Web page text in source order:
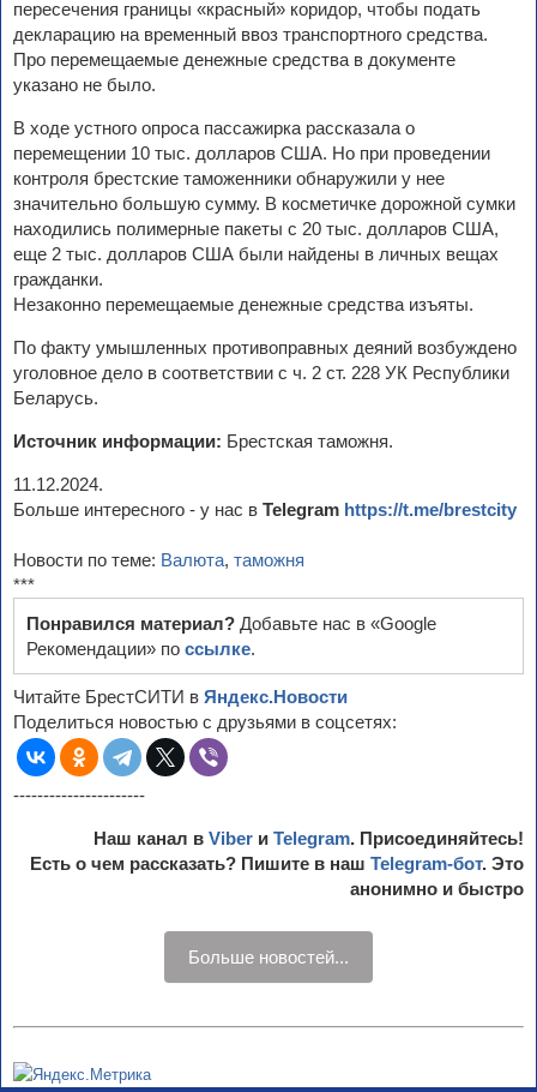
пересечения границы «красный» коридор, чтобы подать
декларацию на временный ввоз транспортного средства.
Про перемещаемые денежные средства в документе
указано не было.
В ходе устного опроса пассажирка рассказала о
перемещении 10 тыс. долларов США. Но при проведении
контроля брестские таможенники обнаружили у нее
значительно большую сумму. В косметичке дорожной сумки
находились полимерные пакеты с 20 тыс. долларов США,
еще 2 тыс. долларов США были найдены в личных вещах
гражданки.
Незаконно перемещаемые денежные средства изъяты.
По факту умышленных противоправных деяний возбуждено
уголовное дело в соответствии с ч. 2 ст. 228 УК Республики
Беларусь.
Источник информации: Брестская таможня.
11.12.2024.
Больше интересного - у нас в Telegram https://t.me/brestcity
Новости по теме: Валюта, таможня
***
Понравился материал? Добавьте нас в «Google
Рекомендации» по ссылке.
Читайте БрестСИТИ в Яндекс.Новости
Поделиться новостью с друзьями в соцсетях:
----------------------
Наш канал в Viber и Telegram. Присоединяйтесь!
Есть о чем рассказать? Пишите в наш Telegram-бот. Это
анонимно и быстро
Больше новостей...